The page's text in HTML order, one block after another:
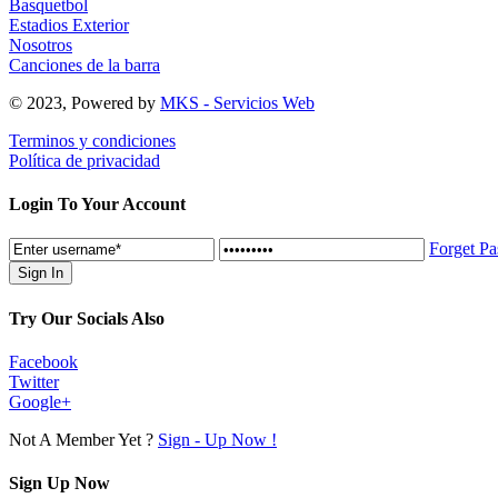
Basquetbol
Estadios Exterior
Nosotros
Canciones de la barra
© 2023, Powered by MKS - Servicios Web
Terminos y condiciones
Política de privacidad
Login To Your Account
Forget
Try Our Socials Also
Facebook
Twitter
Google+
Not A Member Yet ? Sign - Up Now !
Sign Up Now